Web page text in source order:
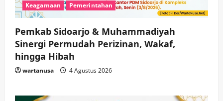
Keagamaan Pemerintahan
Pemkab Sidoarjo & Muhammadiyah
Sinergi Permudah Perizinan, Wakaf,
hingga Hibah
wartanusa 4 Agustus 2026